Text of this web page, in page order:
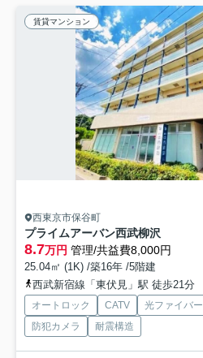
賃貸マンション
西東京市保谷町
プライムアーバン西武柳沢
8.7万円 管理/共益費8,000円
25.04㎡ (1K) /築16年 /5階建
西武新宿線「東伏見」駅 徒歩21分
オートロック CATV 光ファイバー
防犯カメラ
耐震構造